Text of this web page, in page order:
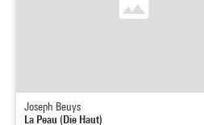
Joseph Beuys
La Peau (Die Haut)